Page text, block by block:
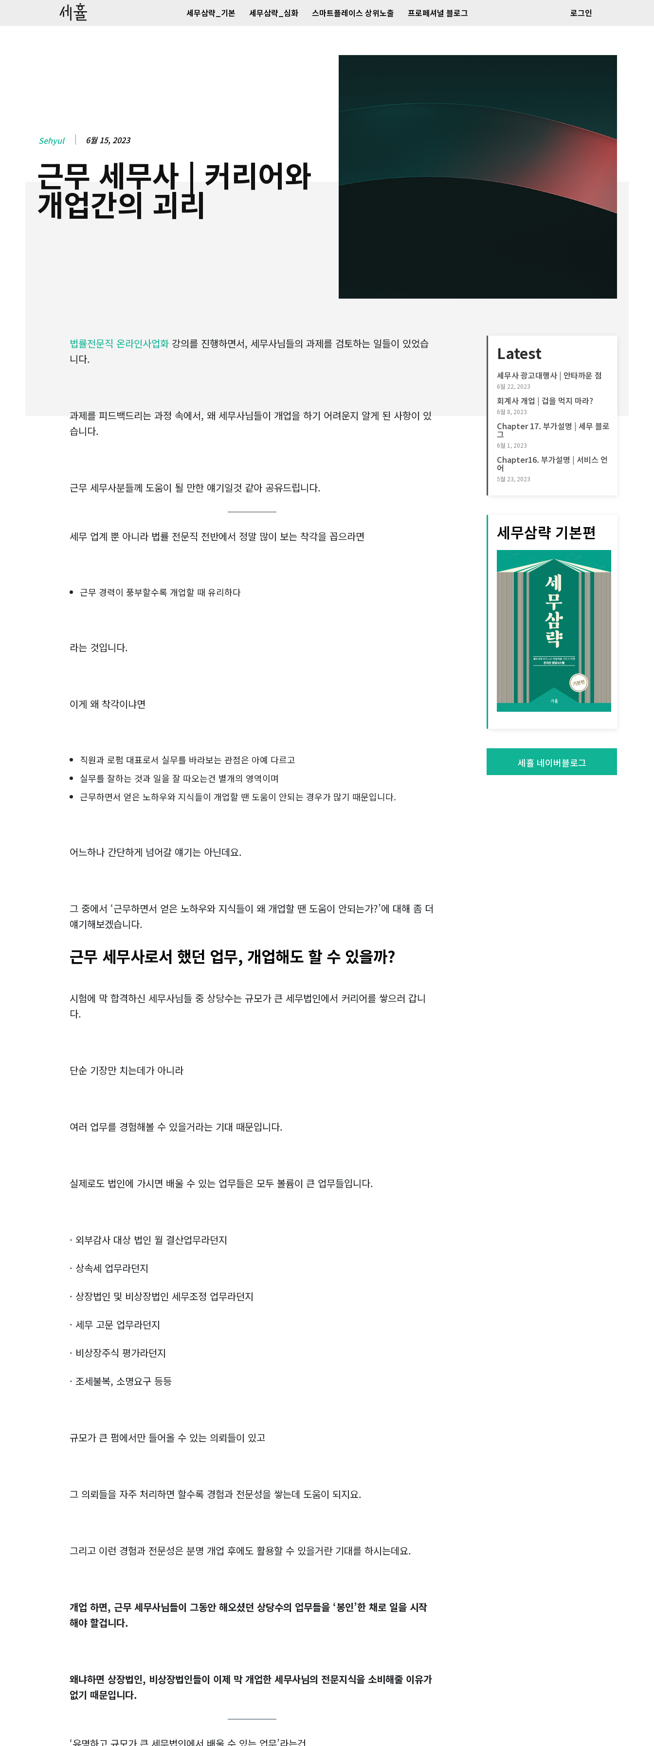
세무삼략_기본 세무삼략_심화 스마트플레이스 상위노출 프로페셔널 블로그 로그인
Sehyul 6월 15, 2023
근무 세무사 | 커리어와
개업간의 괴리
법률전문직 온라인사업화 강의를 진행하면서, 세무사님들의 과제를 검토하는 일들이 있었습
니다.
과제를 피드백드리는 과정 속에서, 왜 세무사님들이 개업을 하기 어려운지 알게 된 사항이 있
습니다.
근무 세무사분들께 도움이 될 만한 얘기일것 같아 공유드립니다.
세무 업계 뿐 아니라 법률 전문직 전반에서 정말 많이 보는 착각을 꼽으라면
근무 경력이 풍부할수록 개업할 때 유리하다
라는 것입니다.
이게 왜 착각이냐면
직원과 로펌 대표로서 실무를 바라보는 관점은 아예 다르고
실무를 잘하는 것과 일을 잘 따오는건 별개의 영역이며
근무하면서 얻은 노하우와 지식들이 개업할 땐 도움이 안되는 경우가 많기 때문입니다.
어느하나 간단하게 넘어갈 얘기는 아닌데요.
그 중에서 ‘근무하면서 얻은 노하우와 지식들이 왜 개업할 땐 도움이 안되는가?’에 대해 좀 더
얘기해보겠습니다.
근무 세무사로서 했던 업무, 개업해도 할 수 있을까?
시험에 막 합격하신 세무사님들 중 상당수는 규모가 큰 세무법인에서 커리어를 쌓으러 갑니
다.
단순 기장만 치는데가 아니라
여러 업무를 경험해볼 수 있을거라는 기대 때문입니다.
실제로도 법인에 가시면 배울 수 있는 업무들은 모두 볼륨이 큰 업무들입니다.
· 외부감사 대상 법인 월 결산업무라던지
· 상속세 업무라던지
· 상장법인 및 비상장법인 세무조정 업무라던지
· 세무 고문 업무라던지
· 비상장주식 평가라던지
· 조세불복, 소명요구 등등
규모가 큰 펌에서만 들어올 수 있는 의뢰들이 있고
그 의뢰들을 자주 처리하면 할수록 경험과 전문성을 쌓는데 도움이 되지요.
그리고 이런 경험과 전문성은 분명 개업 후에도 활용할 수 있을거란 기대를 하시는데요.
개업 하면, 근무 세무사님들이 그동안 해오셨던 상당수의 업무들을 ‘봉인’한 채로 일을 시작
해야 할겁니다.
왜냐하면 상장법인, 비상장법인들이 이제 막 개업한 세무사님의 전문지식을 소비해줄 이유가
없기 때문입니다.
‘유명하고 규모가 큰 세무법인에서 배울 수 있는 업무’라는건
Latest
세무사 광고대행사 | 안타까운 점
6월 22, 2023
회계사 개업 | 겁을 먹지 마라?
6월 8, 2023
Chapter 17. 부가설명 | 세무 블로
그
6월 1, 2023
Chapter16. 부가설명 | 서비스 언
어
5월 23, 2023
세무삼략 기본편
세휼 네이버블로그